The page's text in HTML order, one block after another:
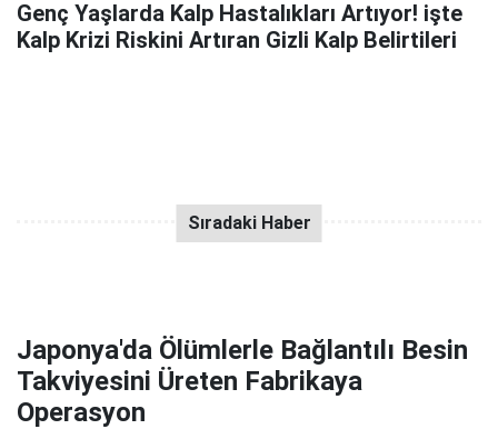
Genç Yaşlarda Kalp Hastalıkları Artıyor! işte
Kalp Krizi Riskini Artıran Gizli Kalp Belirtileri
Japonya'da Ölümlerle Bağlantılı Besin
Takviyesini Üreten Fabrikaya
Operasyon